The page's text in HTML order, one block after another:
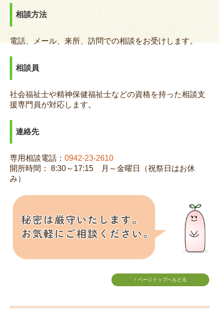
採用情報
アクセシビリティ
相談方法
電話、メール、来所、訪問での相談をお受けします。
相談員
社会福祉士や精神保健福祉士などの資格を持った相談支
援専門員が対応します。
連絡先
専用相談電話： 0942-23-2610
開所時間： 8:30～17:15 月～金曜日（祝祭日はお休
み）
↑ ページトップへもどる